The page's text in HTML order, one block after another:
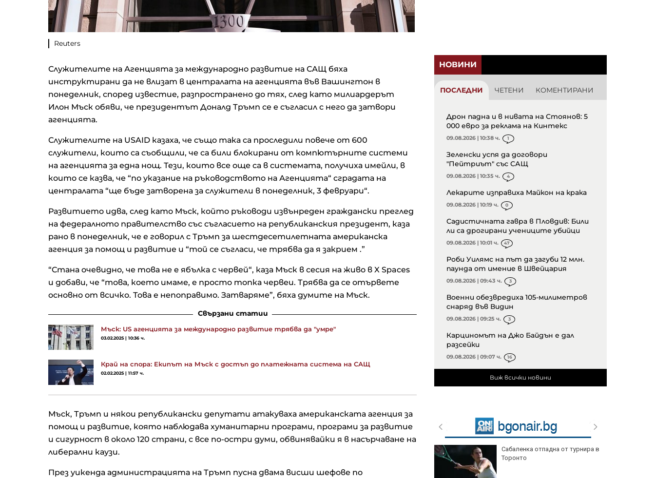
Reuters
Служителите на Агенцията за международно развитие на САЩ бяха
инструктирани да не влизат в централата на агенцията във Вашингтон в
понеделник, според известие, разпространено до тях, след като милиардерът
Илон Мъск обяви, че президентът Доналд Тръмп се е съгласил с него да затвори
агенцията.
Служителите на USAID казаха, че също така са проследили повече от 600
служители, които са съобщили, че са били блокирани от компютърните системи
на агенцията за една нощ. Тези, които все още са в системата, получиха имейли, в
които се казва, че “по указание на ръководството на Агенцията“ сградата на
централата “ще бъде затворена за служители в понеделник, 3 февруари“.
Развитието идва, след като Мъск, който ръководи извънреден граждански преглед
на федералното правителство със съгласието на републиканския президент, каза
рано в понеделник, че е говорил с Тръмп за шестдесетилетната американска
агенция за помощ и развитие и “той се съгласи, че трябва да я закрием .”
“Стана очевидно, че това не е ябълка с червей“, каза Мъск в сесия на живо в X Spaces
и добави, че “това, което имаме, е просто топка червеи. Трябва да се отървете
основно от всичко. Това е непоправимо. Затваряме”, бяха думите на Мъск.
Свързани статии
Мъск: US агенцията за международно развитие трябва да "умре"
03.02.2025 | 10:36 ч.
Край на спора: Екипът на Мъск с достъп до платежната система на САЩ
02.02.2025 | 11:57 ч.
Мъск, Тръмп и някои републикански депутати атакуваха американската агенция за
помощ и развитие, която наблюдава хуманитарни програми, програми за развитие
и сигурност в около 120 страни, с все по-остри думи, обвинявайки я в насърчаване на
либерални каузи.
През уикенда администрацията на Тръмп пусна двама висши шефове по
НОВИНИ
ПОСЛЕДНИ ЧЕТЕНИ КОМЕНТИРАНИ
Дрон падна и в нивата на Стоянов: 5
000 евро за реклама на Кинтекс
09.08.2026 | 10:38 ч. 1
Зеленски успя да договори
"Пейтриът" със САЩ
09.08.2026 | 10:35 ч. 4
Лекарите изправиха Майкон на крака
09.08.2026 | 10:19 ч. 0
Садистичната гавра в Пловдив: Били
ли са дрогирани учениците убийци
09.08.2026 | 10:01 ч. 47
Роби Уилямс на път да загуби 12 млн.
паунда от имение в Швейцария
09.08.2026 | 09:43 ч. 3
Военни обезвредиха 105-милиметров
снаряд във Видин
09.08.2026 | 09:25 ч. 3
Карциномът на Джо Байдън е дал
разсейки
09.08.2026 | 09:07 ч. 16
Виж всички новини
Сабаленка отпадна от турнира в
Торонто